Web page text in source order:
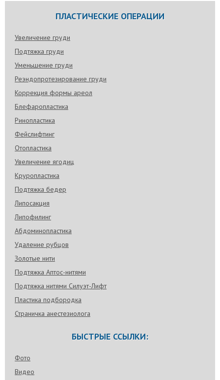
ПЛАСТИЧЕСКИЕ ОПЕРАЦИИ
Увеличение груди
Подтяжка груди
Уменьшение груди
Реэндопротезирование груди
Коррекция формы ареол
Блефаропластика
Ринопластика
Фейслифтинг
Отопластика
Увеличение ягодиц
Круропластика
Подтяжка бедер
Липосакция
Липофилинг
Абдоминопластика
Удаление рубцов
Золотые нити
Подтяжка Аптос-нитями
Подтяжка нитями Силуэт-Лифт
Пластика подбородка
Страничка анестезиолога
БЫСТРЫЕ ССЫЛКИ:
Фото
Видео